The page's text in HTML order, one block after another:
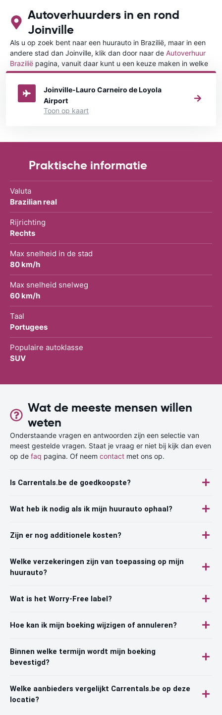
Autoverhuurders in en rond
Joinville
Als u op zoek bent naar een huurauto in Brazilië, maar in een
andere stad dan Joinville, klik dan door naar de Autoverhuur
Brazilië pagina, vanuit daar kunt u een keuze maken in welke
stad in Brazilië u een auto huren wilt.
Joinville-Lauro Carneiro de Loyola
Airport
Toon op kaart
Praktische informatie
Valuta
Brazilian real
Rijrichting
Rechts
Max snelheid in de stad
80 km/h
Max snelheid snelweg
60 km/h
Taal
Portugees
Populaire autoklasse
SUV
Wat de meeste mensen willen
weten
Onderstaande vragen en antwoorden zijn een selectie van
meest gestelde vragen. Staat je vraag er niet bij kijk dan even
op de faq pagina. Of neem contact met ons op.
Is Carrentals.be de goedkoopste?
Wat heb ik nodig als ik mijn huurauto ophaal?
Zijn er nog additionele kosten?
Welke verzekeringen zijn van toepassing op mijn
huurauto?
Wat is het Worry-Free label?
Hoe kan ik mijn boeking wijzigen of annuleren?
Binnen welke termijn wordt mijn boeking
bevestigd?
Welke aanbieders vergelijkt Carrentals.be op deze
locatie?